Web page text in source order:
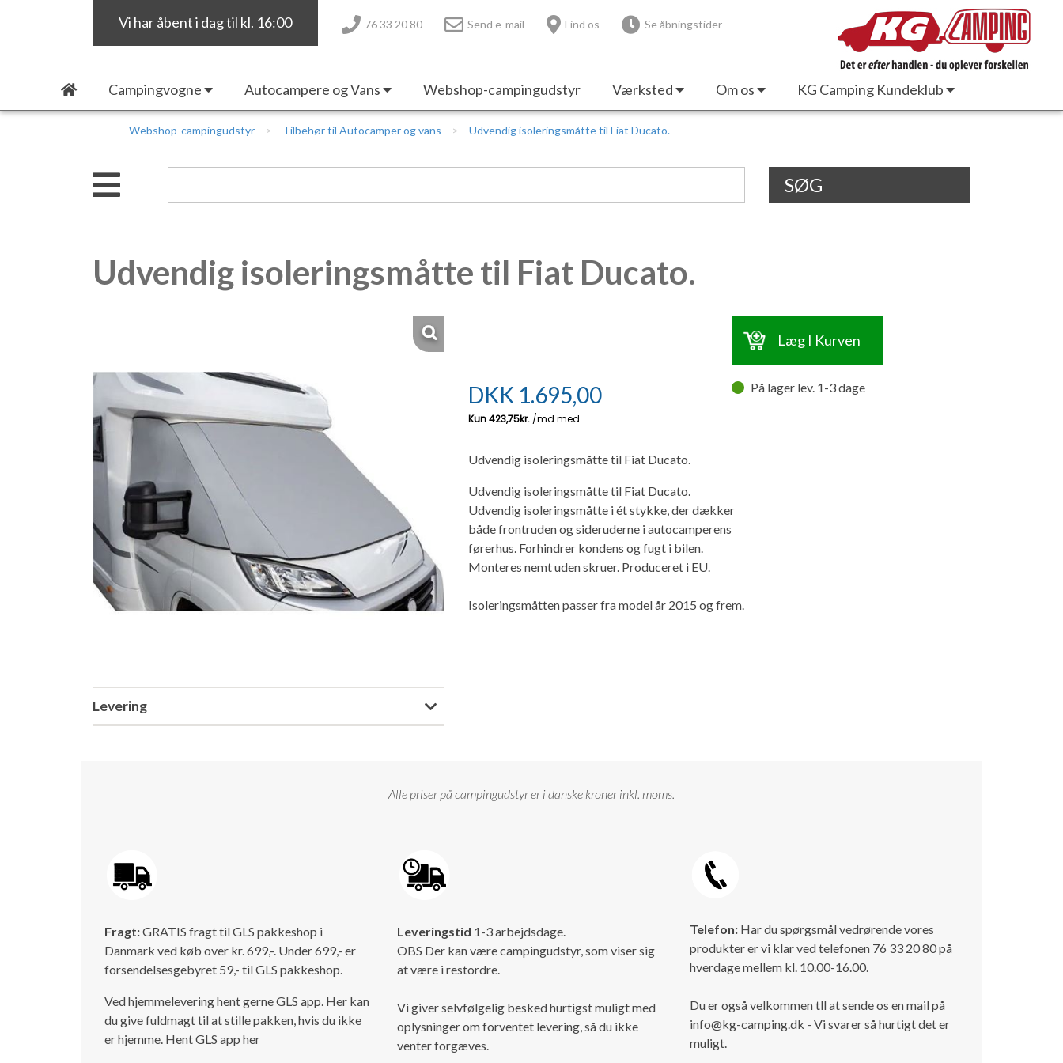
Vi har åbent i dag til kl. 16:00 76 33 20 80 Send e-mail Find os Se åbningstider
Campingvogne Autocampere og Vans Webshop-campingudstyr Værksted Om os KG Camping Kundeklub
Webshop-campingudstyr Tilbehør til Autocamper og vans Udvendig isoleringsmåtte til Fiat Ducato.
SØG
Udvendig isoleringsmåtte til Fiat Ducato.
Levering
Læg I Kurven
DKK 1.695,00 På lager lev. 1-3 dage
Udvendig isoleringsmåtte til Fiat Ducato.
Udvendig isoleringsmåtte til Fiat Ducato.
Udvendig isoleringsmåtte i ét stykke, der dækker
både frontruden og sideruderne i autocamperens
førerhus. Forhindrer kondens og fugt i bilen.
Monteres nemt uden skruer. Produceret i EU.
Isoleringsmåtten passer fra model år 2015 og frem.
Alle priser på campingudstyr er i danske kroner inkl. moms.
Fragt:GRATIS fragt til GLS pakkeshop i
Danmark ved køb over kr. 699,-. Under 699,- er
forsendelsesgebyret 59,- til GLS pakkeshop.
Ved hjemmelevering hent gerne GLS app. Her kan
du give fuldmagt til at stille pakken, hvis du ikke
er hjemme. Hent GLS app her
Leveringstid 1-3 arbejdsdage.
OBS Der kan være campingudstyr, som viser sig
at være i restordre.
Vi giver selvfølgelig besked hurtigst muligt med
oplysninger om forventet levering, så du ikke
venter forgæves.
Telefon: Har du spørgsmål vedrørende vores
produkter er vi klar ved telefonen 76 33 20 80 på
hverdage mellem kl. 10.00-16.00.
Du er også velkommen tll at sende os en mail på
info@kg-camping.dk - Vi svarer så hurtigt det er
muligt.